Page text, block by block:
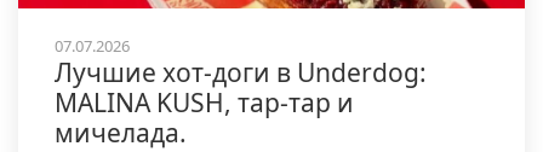
07.07.2026
Лучшие хот-доги в Underdog:
MALINA KUSH, тар-тар и
мичелада.